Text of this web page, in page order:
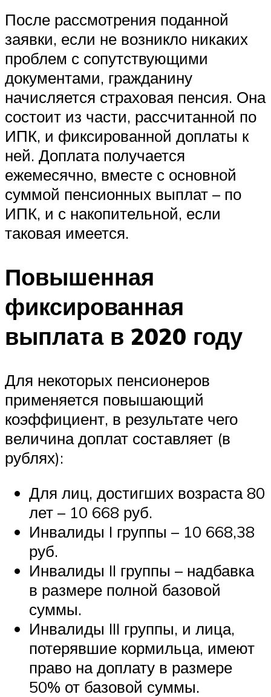
После рассмотрения поданной
заявки, если не возникло никаких
проблем с сопутствующими
документами, гражданину
начисляется страховая пенсия. Она
состоит из части, рассчитанной по
ИПК, и фиксированной доплаты к
ней. Доплата получается
ежемесячно, вместе с основной
суммой пенсионных выплат – по
ИПК, и с накопительной, если
таковая имеется.
Повышенная
фиксированная
выплата в 2020 году
Для некоторых пенсионеров
применяется повышающий
коэффициент, в результате чего
величина доплат составляет (в
рублях):
Для лиц, достигших возраста 80
лет – 10 668 руб.
Инвалиды I группы – 10 668,38
руб.
Инвалиды II группы – надбавка
в размере полной базовой
суммы.
Инвалиды III группы, и лица,
потерявшие кормильца, имеют
право на доплату в размере
50% от базовой суммы.